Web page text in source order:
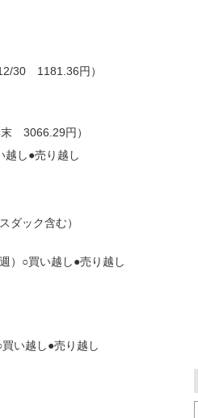
30 1181.36円）
3066.29円）
越し●売り越し
ダック含む）
）○買い越し●売り越し
い越し●売り越し